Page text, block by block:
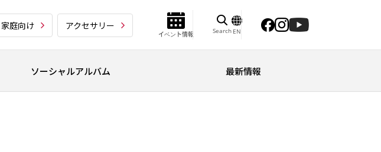
家庭向け アクセサリー
イベント情報 Search EN
ソーシャルアルバム 最新情報